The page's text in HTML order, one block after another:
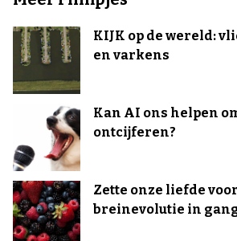
KIJK op de wereld:
en varkens
Kan AI ons helpen
ontcijferen?
Zette onze liefde
breinevolutie in